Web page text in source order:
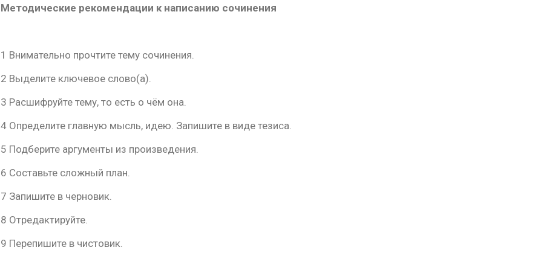
Методические рекомендации к написанию сочинения
1 Внимательно прочтите тему сочинения.
2 Выделите ключевое слово(а).
3 Расшифруйте тему, то есть о чём она.
4 Определите главную мысль, идею. Запишите в виде тезиса.
5 Подберите аргументы из произведения.
6 Составьте сложный план.
7 Запишите в черновик.
8 Отредактируйте.
9 Перепишите в чистовик.